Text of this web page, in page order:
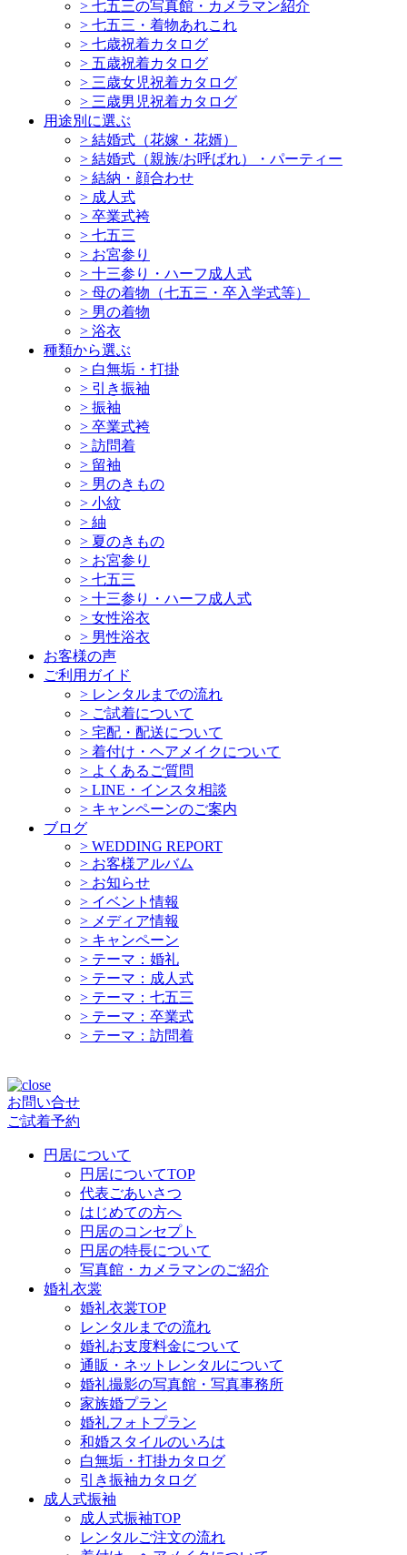
> 七五三の写真館・カメラマン紹介
> 七五三・着物あれこれ
> 七歳祝着カタログ
> 五歳祝着カタログ
> 三歳女児祝着カタログ
> 三歳男児祝着カタログ
用途別に選ぶ
> 結婚式（花嫁・花婿）
> 結婚式（親族/お呼ばれ）・パーティー
> 結納・顔合わせ
> 成人式
> 卒業式袴
> 七五三
> お宮参り
> 十三参り・ハーフ成人式
> 母の着物（七五三・卒入学式等）
> 男の着物
> 浴衣
種類から選ぶ
> 白無垢・打掛
> 引き振袖
> 振袖
> 卒業式袴
> 訪問着
> 留袖
> 男のきもの
> 小紋
> 紬
> 夏のきもの
> お宮参り
> 七五三
> 十三参り・ハーフ成人式
> 女性浴衣
> 男性浴衣
お客様の声
ご利用ガイド
> レンタルまでの流れ
> ご試着について
> 宅配・配送について
> 着付け・ヘアメイクについて
> よくあるご質問
> LINE・インスタ相談
> キャンペーンのご案内
ブログ
> WEDDING REPORT
> お客様アルバム
> お知らせ
> イベント情報
> メディア情報
> キャンペーン
> テーマ：婚礼
> テーマ：成人式
> テーマ：七五三
> テーマ：卒業式
> テーマ：訪問着
お問い合せ
ご試着予約
円居について
円居についてTOP
代表ごあいさつ
はじめての方へ
円居のコンセプト
円居の特長について
写真館・カメラマンのご紹介
婚礼衣裳
婚礼衣裳TOP
レンタルまでの流れ
婚礼お支度料金について
通販・ネットレンタルについて
婚礼撮影の写真館・写真事務所
家族婚プラン
婚礼フォトプラン
和婚スタイルのいろは
白無垢・打掛カタログ
引き振袖カタログ
成人式振袖
成人式振袖TOP
レンタルご注文の流れ